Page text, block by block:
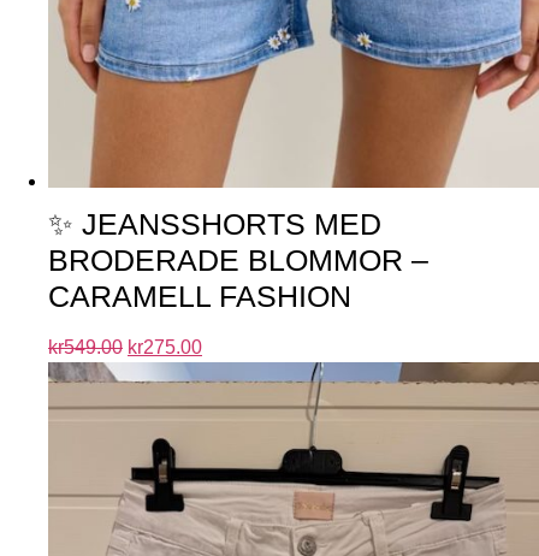
✨ JEANSSHORTS MED
BRODERADE BLOMMOR –
CARAMELL FASHION
kr549.00 kr275.00